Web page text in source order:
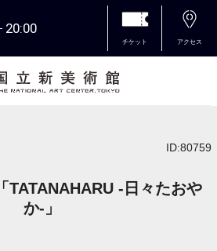
20:00
チケット アクセス
ID:80759
TATANAHARU -日々たおや
か-」